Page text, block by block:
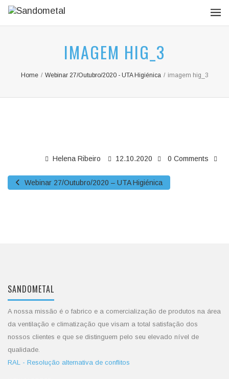
IMAGEM HIG_3
Home / Webinar 27/Outubro/2020 - UTA Higiénica / imagem hig_3
Helena Ribeiro 12.10.2020 0 Comments
Webinar 27/Outubro/2020 – UTA Higiénica
SANDOMETAL
A nossa missão é o fabrico e a comercialização de produtos na área
da ventilação e climatização que visam a total satisfação dos
nossos clientes e que se distinguem pelo seu elevado nível de
qualidade.
RAL - Resolução alternativa de conflitos